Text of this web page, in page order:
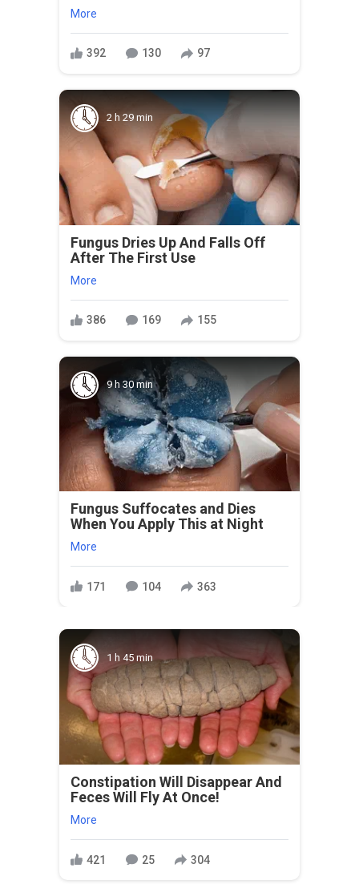
More
392 130 97
2 h 29 min
Fungus Dries Up And Falls Off
After The First Use
More
386 169 155
9 h 30 min
Fungus Suffocates and Dies
When You Apply This at Night
More
171 104 363
1 h 45 min
Constipation Will Disappear And
Feces Will Fly At Once!
More
421 25 304